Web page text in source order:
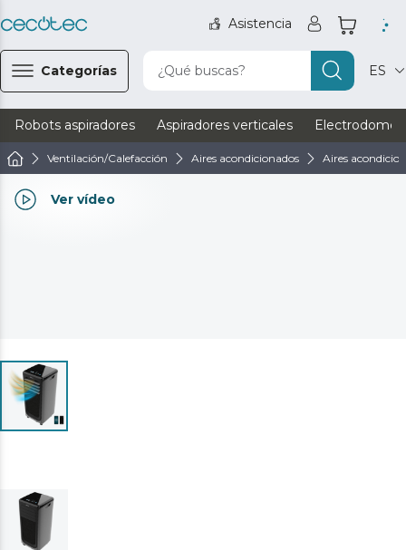
Asistencia
Categorías ¿Qué buscas? ES
Robots aspiradores Aspiradores verticales
Ventilación/Calefacción Aires acondicionados Aires
Ver vídeo